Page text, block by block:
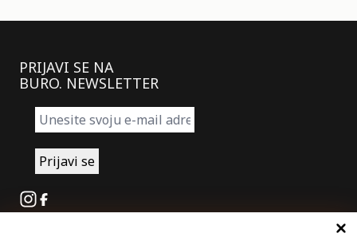
PRIJAVI SE NA
BURO. NEWSLETTER
Instagram
Facebook